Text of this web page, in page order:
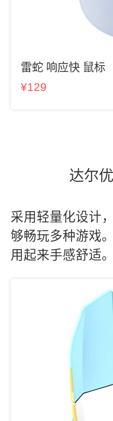
雷蛇 响应快 鼠标
¥129
达尔
采用轻量化设计
够畅玩多种游戏
用起来手感舒适。